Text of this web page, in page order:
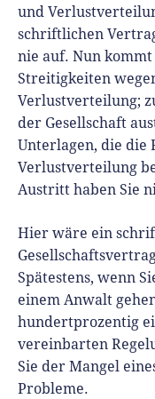
und
schriftlichen
nie auf. Nun kommt
Streitigkeiten
Verlustverteilung;
der Gesellschaft
Unterlagen, die die
Verlustverteilung
Austritt haben Sie
Hier wäre ein
Spätestens, wenn
einem Anwalt
hundertprozentig
vereinbarten
Sie der Mangel
Probleme.